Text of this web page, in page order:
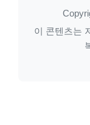
이 콘텐츠는